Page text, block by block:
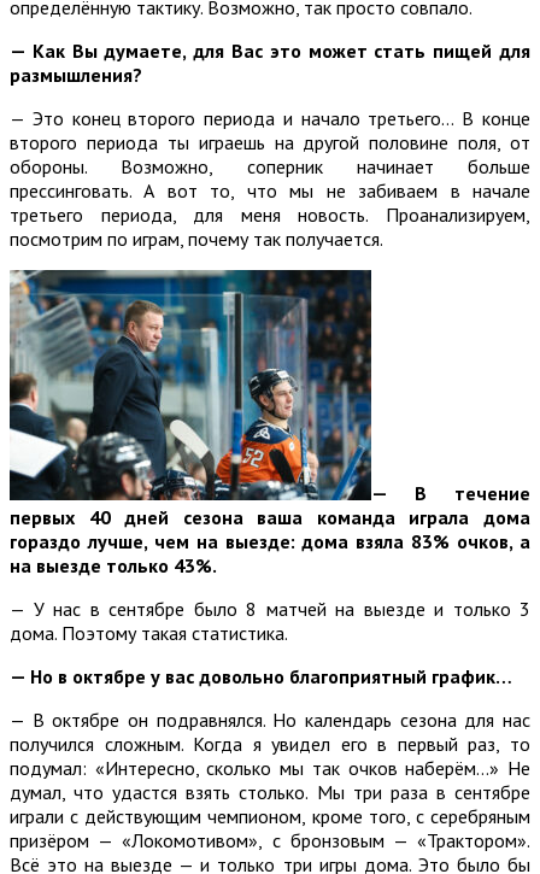
определённую тактику. Возможно, так просто совпало.
— Как Вы думаете, для Вас это может стать пищей для
размышления?
— Это конец второго периода и начало третьего… В конце
второго периода ты играешь на другой половине поля, от
обороны. Возможно, соперник начинает больше
прессинговать. А вот то, что мы не забиваем в начале
третьего периода, для меня новость. Проанализируем,
посмотрим по играм, почему так получается.
— В течение
первых 40 дней сезона ваша команда играла дома
гораздо лучше, чем на выезде: дома взяла 83% очков, а
на выезде только 43%.
— У нас в сентябре было 8 матчей на выезде и только 3
дома. Поэтому такая статистика.
— Но в октябре у вас довольно благоприятный график…
— В октябре он подравнялся. Но календарь сезона для нас
получился сложным. Когда я увидел его в первый раз, то
подумал: «Интересно, сколько мы так очков наберём…» Не
думал, что удастся взять столько. Мы три раза в сентябре
играли с действующим чемпионом, кроме того, с серебряным
призёром — «Локомотивом», с бронзовым — «Трактором».
Всё это на выезде — и только три игры дома. Это было бы